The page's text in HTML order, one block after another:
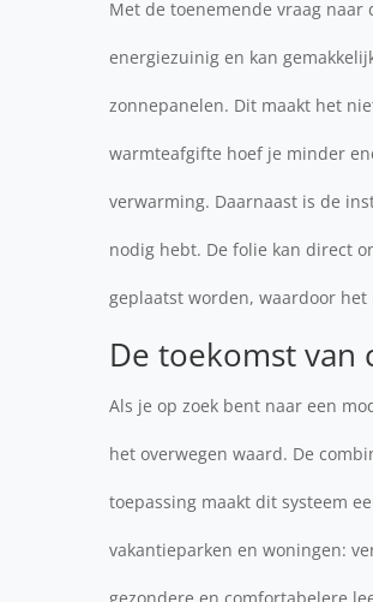
Met de toenemende vraag
energiezuinig en kan
zonnepanelen. Dit maakt het
warmteafgifte hoef je minder
verwarming. Daarnaast is de
nodig hebt. De folie kan direct
geplaatst worden, waardoor
De toekomst
Als je op zoek bent naar een
het overwegen waard. De
toepassing maakt dit systeem
vakantieparken en woningen: